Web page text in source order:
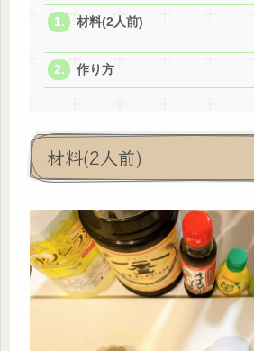
材料(2人前)
作り方
材料(2人前)